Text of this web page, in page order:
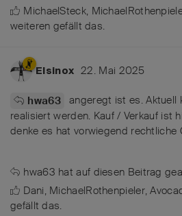
MichaelSteck,
weiteren gefällt das.
Elsinox 22. Mai 2025
hwa63
angeregt ist es. Aktuell
realisiert werden. Kauf / Verkauf ist
denke es hat vorwiegend rechtliche
hwa63 hat auf diesen Beitrag
Dani, MichaelRothenpieler,
gefällt das.